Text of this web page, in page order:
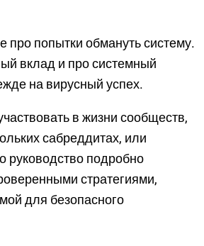
про попытки обмануть систему.
вклад и про системный
на вирусный успех.
в жизни сообществ,
сабреддитах, или
подробно
стратегиями,
для безопасного